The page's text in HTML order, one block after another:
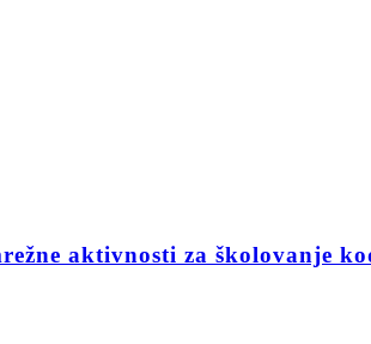
aktivnosti za školovanje